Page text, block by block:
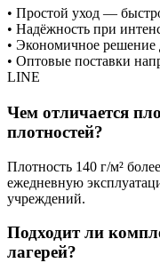
• Простой уход —
• Надёжность при
• Экономичное решение
• Оптовые поставки
LINE
Чем отличается
плотностей?
Плотность 140 г/м²
ежедневную
учреждений.
Подходит ли
лагерей?